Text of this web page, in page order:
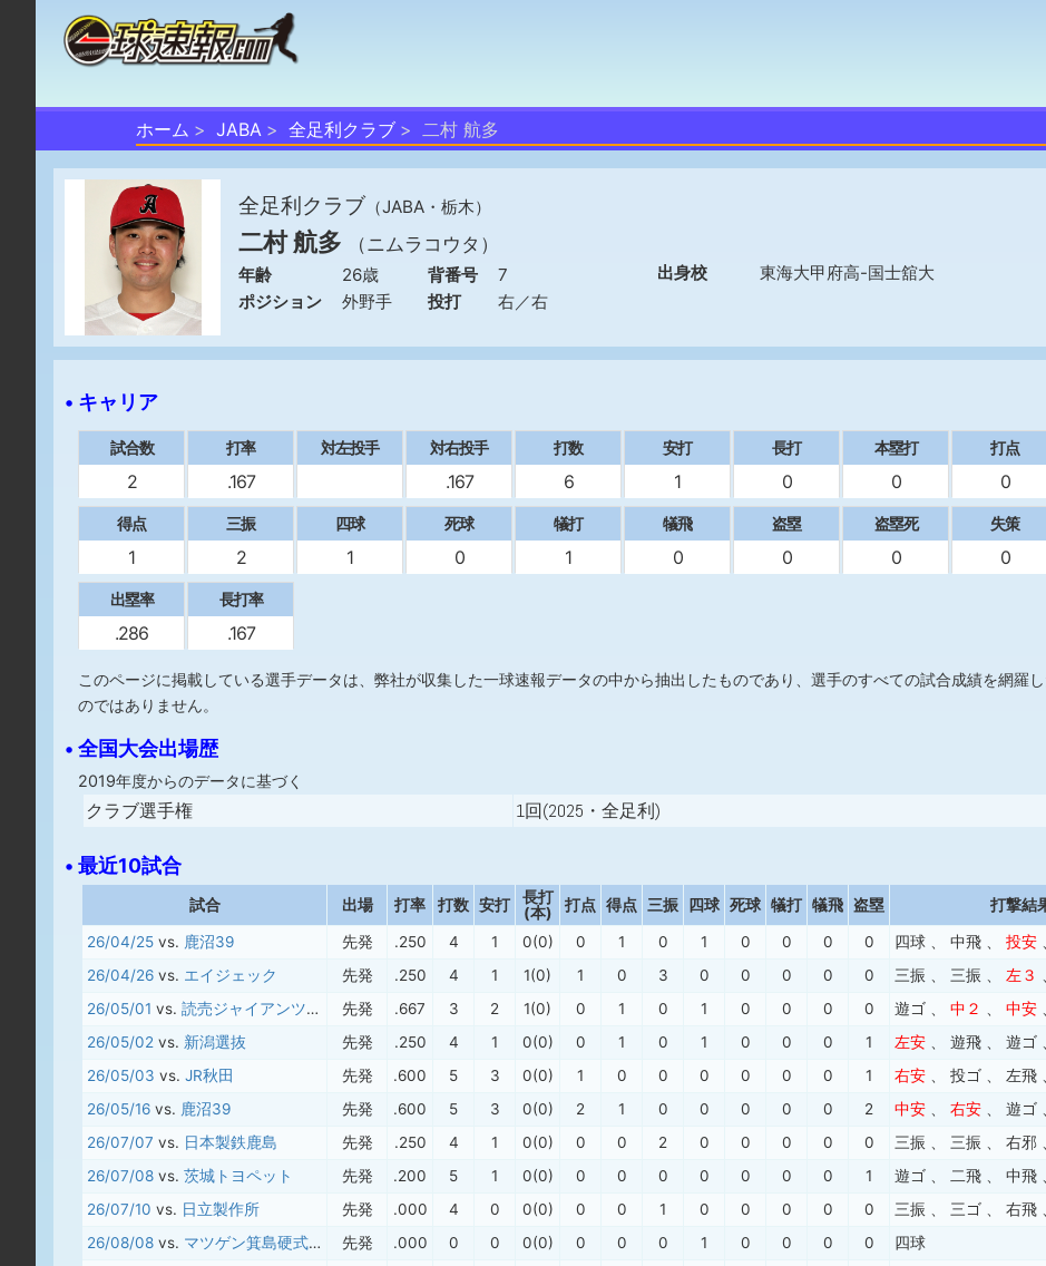
ホーム JABA 全足利クラブ 二村 航多
全足利クラブ （JABA・栃木）
二村 航多 （ニムラコウタ）
年齢 26歳 背番号
7
ポジション
外野手 投打 右／右
出身校 東海大甲府高-国士舘大
• キャリア
試合数
2
打率
.167
対左投手 対右投手
.167
打数
6
安打
1
長打
0
本塁打
0
打点
0
得点
1
三振
2
四球
1
死球
0
犠打
1
犠飛
0
盗塁
0
盗塁死
0
失策
0
出塁率
.286
長打率
.167
このページに掲載している選手データは、弊社が収集した一球速報データの中から抽出したものであり、選手のすべての試合成績を網羅
のではありません。
• 全国大会出場歴
2019年度からのデータに基づく
クラブ選手権 1回(2025・全足利)
• 最近10試合
試合 出場 打率 打数 安打
長打
(本)
打点 得点 三振 四球 死球 犠打 犠飛 盗塁 打撃結
26/04/25 vs. 鹿沼39 先発 .250 4 1 0(0) 0 1 0 1 0 0 0 0 四球 中飛 投安
26/04/26 vs. エイジェック 先発 .250 4 1 1(0) 1 0 3 0 0 0 0 0 三振 三振 左３
26/05/01 vs. 読売ジャイアンツ(三軍) 先発 .667 3 2 1(0) 0 1 0 1 0 0 0 0 遊ゴ 中２ 中安
26/05/02 vs. 新潟選抜 先発 .250 4 1 0(0) 0 1 0 1 0 0 0 1 左安 遊飛 遊ゴ
26/05/03 vs. JR秋田 先発 .600 5 3 0(0) 1 0 0 0 0 0 0 1 右安 投ゴ 左飛
26/05/16 vs. 鹿沼39 先発 .600 5 3 0(0) 2 1 0 0 0 0 0 2 中安 右安 遊ゴ
26/07/07 vs. 日本製鉄鹿島 先発 .250 4 1 0(0) 0 0 2 0 0 0 0 0 三振 三振 右邪
26/07/08 vs. 茨城トヨペット 先発 .200 5 1 0(0) 0 0 0 0 0 0 0 1 遊ゴ 二飛 中飛
26/07/10 vs. 日立製作所 先発 .000 4 0 0(0) 0 0 1 0 0 0 0 0 三振 三ゴ 右飛
26/08/08 vs. マツゲン箕島硬式野球部 先発 .000 0 0 0(0) 0 0 0 1 0 0 0 0 四球